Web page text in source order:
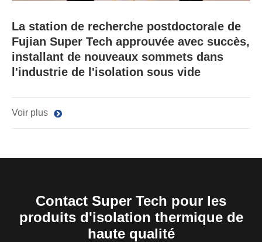
La station de recherche postdoctorale de
Fujian Super Tech approuvée avec succès,
installant de nouveaux sommets dans
l'industrie de l'isolation sous vide
Voir plus
Contact Super Tech pour les
produits d'isolation thermique de
haute qualité